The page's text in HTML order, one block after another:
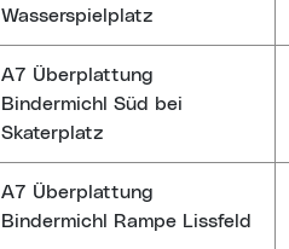
Wasserspielplatz
A7 Überplattung
Bindermichl Süd bei
Skaterplatz
A7 Überplattung
Bindermichl Rampe Lissfeld